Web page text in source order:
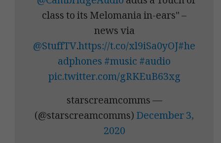
class to its Melomania in-ears" –
news via
@StuffTV.https://t.co/xl9iSa0yOJ#he
adphones#music#audio
pic.twitter.com/gRKEuB63xg
— starscreamcomms
(@starscreamcomms)December 3,
2020